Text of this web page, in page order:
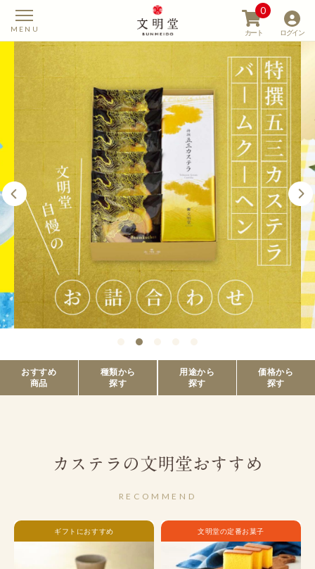
【カステラの文明堂】
ログイン
カート
0
おすすめ
商品
種類から
探す
用途から
探す
価格から
探す
カステラの文明堂おすすめ
RECOMMEND
ギフトにおすすめ 文明堂の定番お菓子